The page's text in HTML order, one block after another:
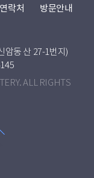
락처
방문안내
암동 산 27-1번지)
ALL RIGHTS